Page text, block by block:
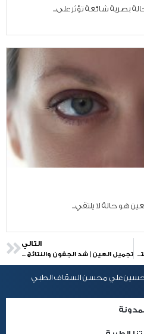
بصرية شائعة تؤثر على...
غشاوة العين: الأسباب والعلاج | متى تكون غشاوة العين المفاجئة خطيرة؟
التالي
تجميل العين | شد الجفون والنتائج قبل وبعد